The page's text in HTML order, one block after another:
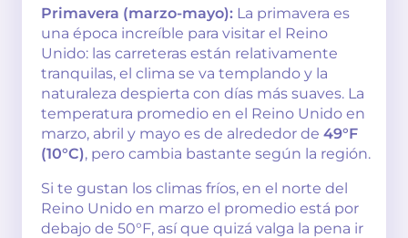
Primavera (marzo-mayo): La primavera es
una época increíble para visitar el Reino
Unido: las carreteras están relativamente
tranquilas, el clima se va templando y la
naturaleza despierta con días más suaves. La
temperatura promedio en el Reino Unido en
marzo, abril y mayo es de alrededor de 49°F
(10°C), pero cambia bastante según la región.
Si te gustan los climas fríos, en el norte del
Reino Unido en marzo el promedio está por
debajo de 50°F, así que quizá valga la pena ir